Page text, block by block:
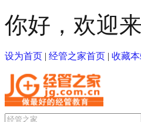
你好，欢迎
设为首页 | 经管之家首页 | 收藏